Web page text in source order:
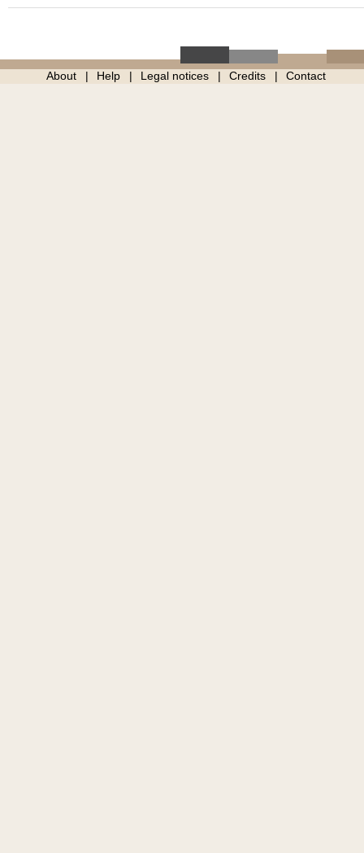
About Help Legal notices Credits Contact